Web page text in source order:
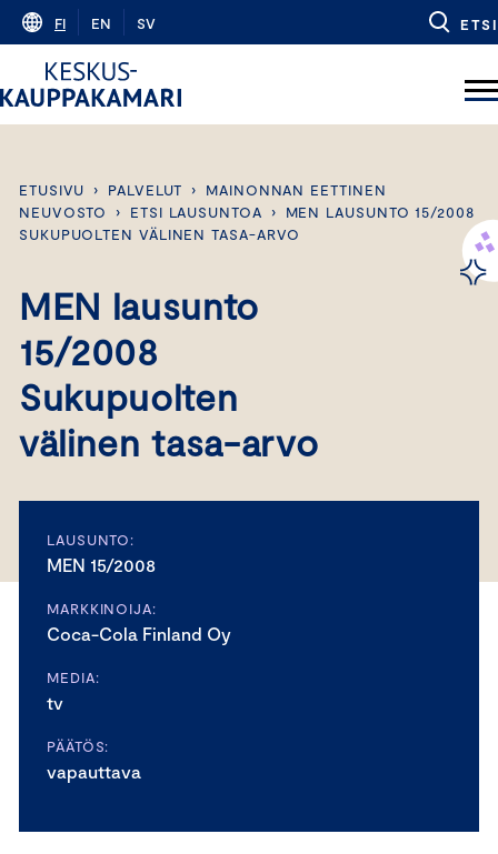
Skip
content
FI EN SV ETSI
ETUSIVU › PALVELUT ›
MAINONNAN EETTINEN
NEUVOSTO
› ETSI LAUSUNTOA ›
MEN LAUSUNTO 15/2008
SUKUPUOLTEN VÄLINEN TASA-ARVO
MEN lausunto
15/2008
Sukupuolten
välinen tasa-arvo
LAUSUNTO:
MEN 15/2008
MARKKINOIJA:
Coca-Cola Finland Oy
MEDIA:
tv
PÄÄTÖS:
vapauttava